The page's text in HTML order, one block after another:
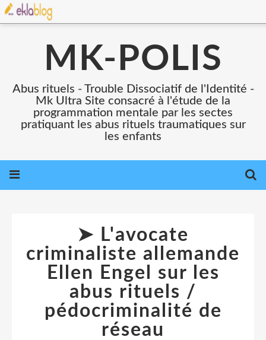
MK-POLIS
Abus rituels - Trouble Dissociatif de l'Identité -
Mk Ultra Site consacré à l'étude de la
programmation mentale par les sectes
pratiquant les abus rituels traumatiques sur
les enfants
➤ L'avocate
criminaliste allemande
Ellen Engel sur les
abus rituels /
pédocriminalité de
réseau